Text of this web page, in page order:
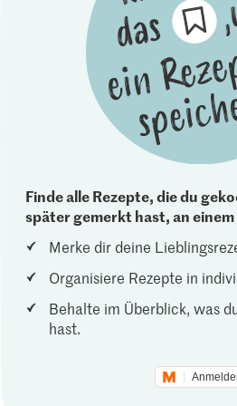
Finde alle Rezepte, die du
später gemerkt hast, an
Merke dir deine
Organisiere Rezepte in
Behalte im Überblick, was
hast.